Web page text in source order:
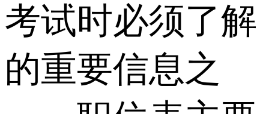
考试时必须了解
的重要信息之